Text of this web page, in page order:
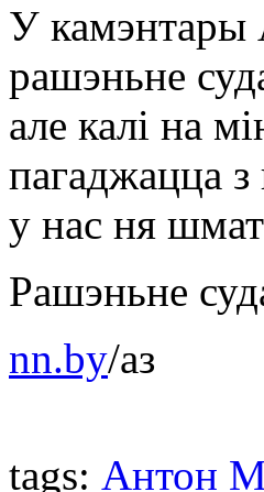
У камэнтары
рашэньне
але калі на
пагаджацца
у нас ня
Рашэньне
nn.by/аз
tags: Антон